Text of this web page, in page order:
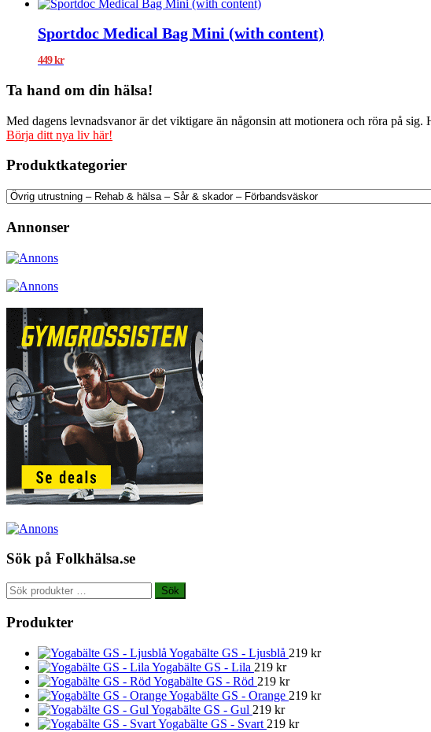
Sportdoc Medical Bag Mini (with content)
449kr
Ta hand om din hälsa!
Med dagens levnadsvanor är det viktigare än någonsin att motionera och röra på
Börja ditt nya liv här!
Produktkategorier
Annonser
Sök på Folkhälsa.se
Sök
efter:
Sök
Produkter
Yogabälte GS - Ljusblå 219 kr
Yogabälte GS - Lila 219 kr
Yogabälte GS - Röd 219 kr
Yogabälte GS - Orange 219 kr
Yogabälte GS - Gul 219 kr
Yogabälte GS - Svart 219 kr